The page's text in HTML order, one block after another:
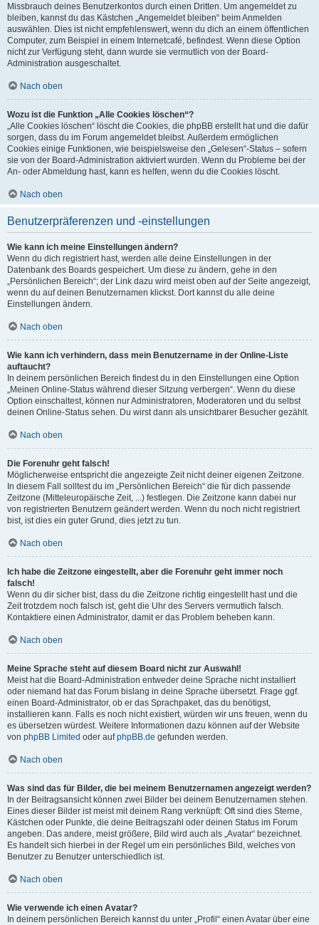
Missbrauch deines Benutzerkontos durch einen Dritten. Um angemeldet zu
bleiben, kannst du das Kästchen „Angemeldet bleiben“ beim Anmelden
auswählen. Dies ist nicht empfehlenswert, wenn du dich an einem öffentlichen
Computer, zum Beispiel in einem Internetcafé, befindest. Wenn diese Option
nicht zur Verfügung steht, dann wurde sie vermutlich von der Board-
Administration ausgeschaltet.
Nach oben
Wozu ist die Funktion „Alle Cookies löschen“?
„Alle Cookies löschen“ löscht die Cookies, die phpBB erstellt hat und die dafür
sorgen, dass du im Forum angemeldet bleibst. Außerdem ermöglichen
Cookies einige Funktionen, wie beispielsweise den „Gelesen“-Status – sofern
sie von der Board-Administration aktiviert wurden. Wenn du Probleme bei der
An- oder Abmeldung hast, kann es helfen, wenn du die Cookies löscht.
Nach oben
Benutzerpräferenzen und -einstellungen
Wie kann ich meine Einstellungen ändern?
Wenn du dich registriert hast, werden alle deine Einstellungen in der
Datenbank des Boards gespeichert. Um diese zu ändern, gehe in den
„Persönlichen Bereich“; der Link dazu wird meist oben auf der Seite angezeigt,
wenn du auf deinen Benutzernamen klickst. Dort kannst du alle deine
Einstellungen ändern.
Nach oben
Wie kann ich verhindern, dass mein Benutzername in der Online-Liste
auftaucht?
In deinem persönlichen Bereich findest du in den Einstellungen eine Option
„Meinen Online-Status während dieser Sitzung verbergen“. Wenn du diese
Option einschaltest, können nur Administratoren, Moderatoren und du selbst
deinen Online-Status sehen. Du wirst dann als unsichtbarer Besucher gezählt.
Nach oben
Die Forenuhr geht falsch!
Möglicherweise entspricht die angezeigte Zeit nicht deiner eigenen Zeitzone.
In diesem Fall solltest du im „Persönlichen Bereich“ die für dich passende
Zeitzone (Mitteleuropäische Zeit, ...) festlegen. Die Zeitzone kann dabei nur
von registrierten Benutzern geändert werden. Wenn du noch nicht registriert
bist, ist dies ein guter Grund, dies jetzt zu tun.
Nach oben
Ich habe die Zeitzone eingestellt, aber die Forenuhr geht immer noch
falsch!
Wenn du dir sicher bist, dass du die Zeitzone richtig eingestellt hast und die
Zeit trotzdem noch falsch ist, geht die Uhr des Servers vermutlich falsch.
Kontaktiere einen Administrator, damit er das Problem beheben kann.
Nach oben
Meine Sprache steht auf diesem Board nicht zur Auswahl!
Meist hat die Board-Administration entweder deine Sprache nicht installiert
oder niemand hat das Forum bislang in deine Sprache übersetzt. Frage ggf.
einen Board-Administrator, ob er das Sprachpaket, das du benötigst,
installieren kann. Falls es noch nicht existiert, würden wir uns freuen, wenn du
es übersetzen würdest. Weitere Informationen dazu können auf der Website
von phpBB Limited oder aufphpBB.de gefunden werden.
Nach oben
Was sind das für Bilder, die bei meinem Benutzernamen angezeigt werden?
In der Beitragsansicht können zwei Bilder bei deinem Benutzernamen stehen.
Eines dieser Bilder ist meist mit deinem Rang verknüpft: Oft sind dies Sterne,
Kästchen oder Punkte, die deine Beitragszahl oder deinen Status im Forum
angeben. Das andere, meist größere, Bild wird auch als „Avatar“ bezeichnet.
Es handelt sich hierbei in der Regel um ein persönliches Bild, welches von
Benutzer zu Benutzer unterschiedlich ist.
Nach oben
Wie verwende ich einen Avatar?
In deinem persönlichen Bereich kannst du unter „Profil“ einen Avatar über eine